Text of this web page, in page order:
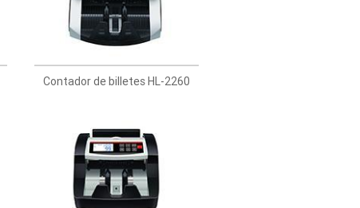
Contador de billetes HL-2260